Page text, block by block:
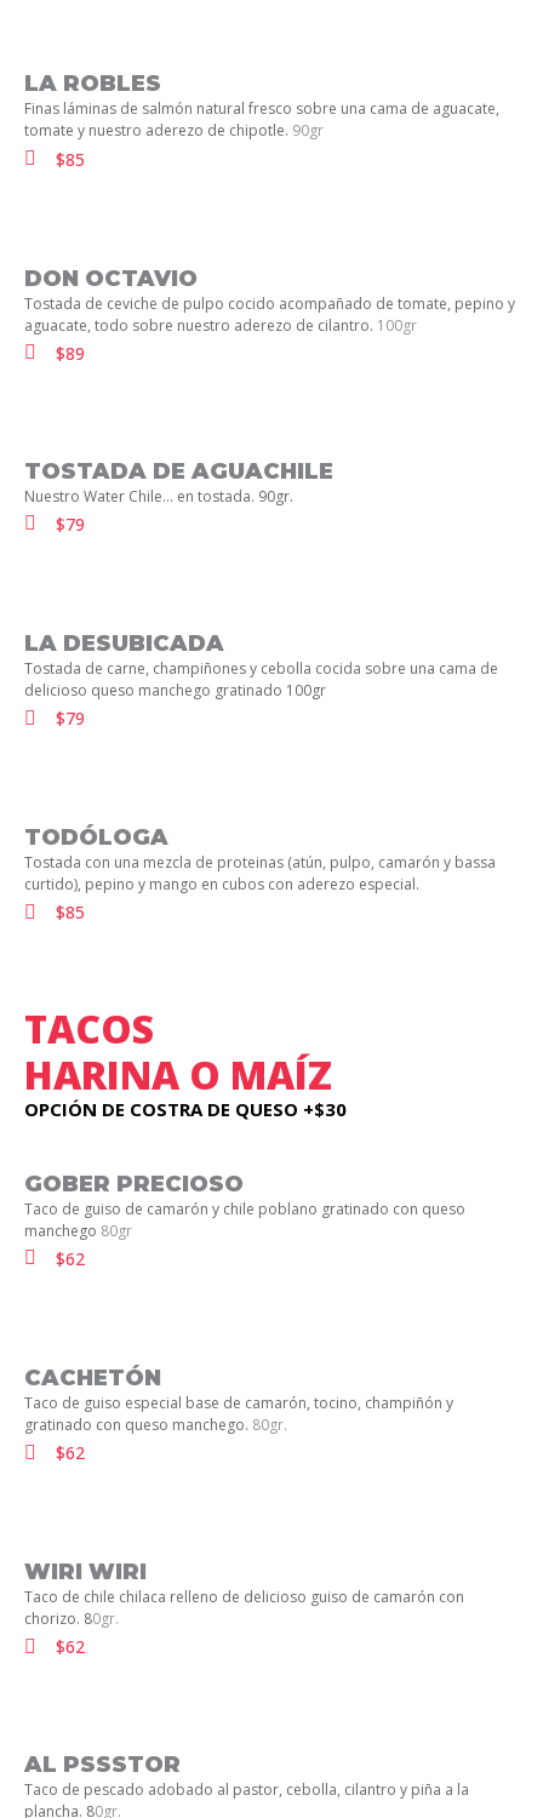
LA ROBLES
Finas láminas de salmón natural fresco sobre una cama de aguacate,
tomate y nuestro aderezo de chipotle. 90gr
$85
DON OCTAVIO
Tostada de ceviche de pulpo cocido acompañado de tomate, pepino y
aguacate, todo sobre nuestro aderezo de cilantro. 100gr
$89
TOSTADA DE AGUACHILE
Nuestro Water Chile… en tostada. 90gr.
$79
LA DESUBICADA
Tostada de carne, champiñones y cebolla cocida sobre una cama de
delicioso queso manchego gratinado 100gr
$79
TODÓLOGA
Tostada con una mezcla de proteinas (atún, pulpo, camarón y bassa
curtido), pepino y mango en cubos con aderezo especial.
$85
TACOS
HARINA O MAÍZ
OPCIÓN DE COSTRA DE QUESO +$30
GOBER PRECIOSO
Taco de guiso de camarón y chile poblano gratinado con queso
manchego 80gr
$62
CACHETÓN
Taco de guiso especial base de camarón, tocino, champiñón y
gratinado con queso manchego. 80gr.
$62
WIRI WIRI
Taco de chile chilaca relleno de delicioso guiso de camarón con
chorizo. 80gr.
$62
AL PSSSTOR
Taco de pescado adobado al pastor, cebolla, cilantro y piña a la
plancha. 80gr.